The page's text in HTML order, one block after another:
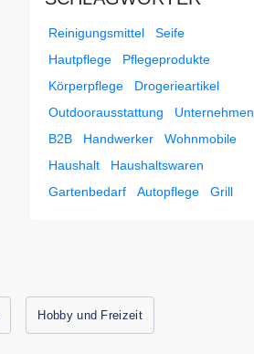
Hobby und Freizeit
Reinigungsmittel
Seife
Hautpflege
Pflegeprodukte
Körperpflege
Drogerieartikel
Outdoorausstattung
Unternehmen
B2B
Handwerker
Wohnmobile
Haushalt
Haushaltswaren
Gartenbedarf
Autopflege Grill